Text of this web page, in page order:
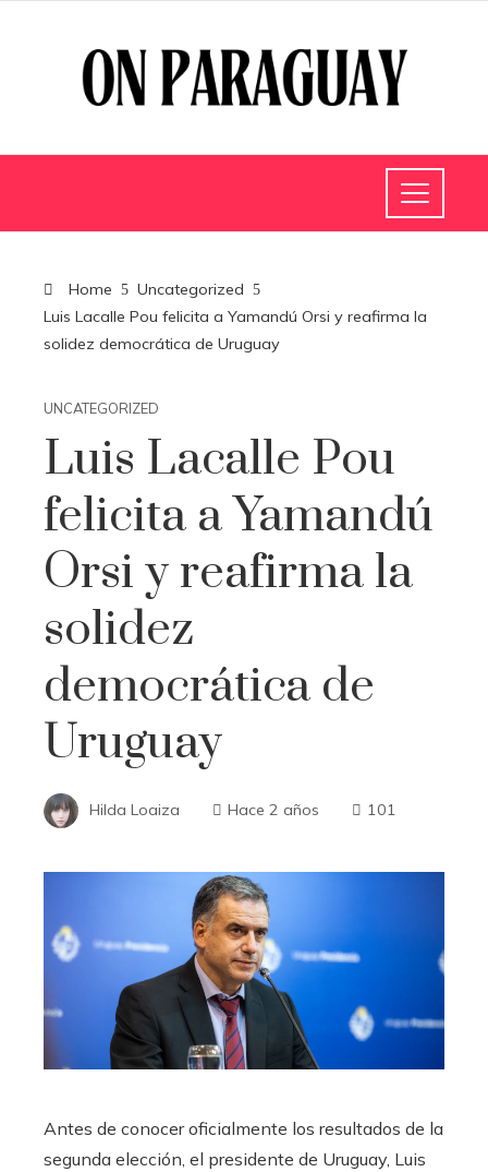
Home
Uncategorized
Luis Lacalle Pou felicita a Yamandú Orsi y reafirma la
solidez democrática de Uruguay
UNCATEGORIZED
Luis Lacalle Pou
felicita a Yamandú
Orsi y reafirma la
solidez
democrática de
Uruguay
Hilda Loaiza Hace 2 años 101
Antes de conocer oficialmente los resultados de la
segunda elección, el presidente de Uruguay, Luis